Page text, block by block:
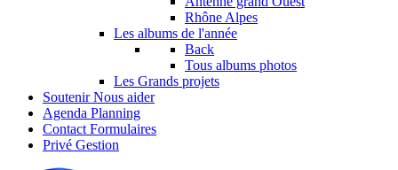
Rhône Alpes
Les albums de l'année
Back
Tous albums photos
Les Grands projets
Soutenir Nous aider
Agenda Planning
Contact Formulaires
Privé Gestion